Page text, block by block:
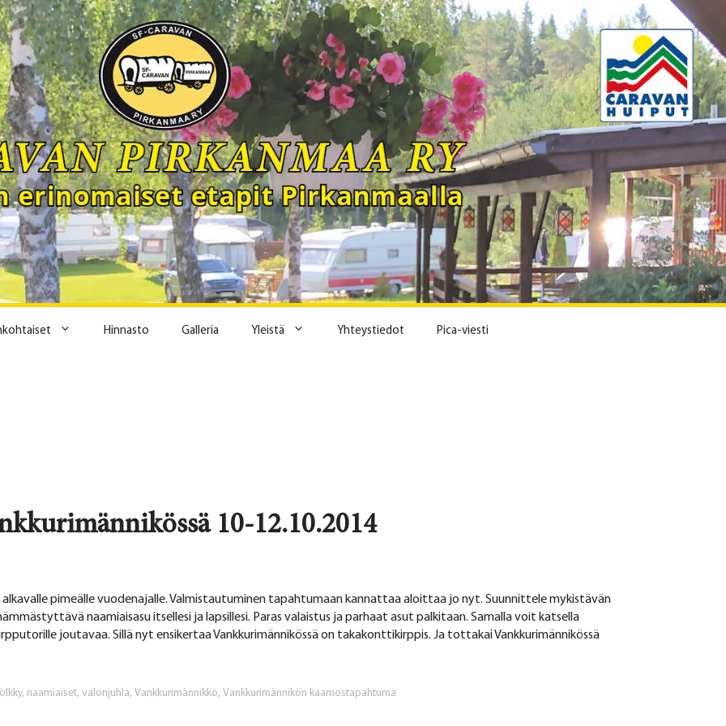
Hinnasto Galleria Yleistä Yhteystiedot Pica-viesti
10-12.10.2014
pimeälle vuodenajalle. Valmistautuminen tapahtumaan kannattaa aloittaa jo nyt. Suunnittele mykistävän
naamiaisasu itsellesi ja lapsillesi. Paras valaistus ja parhaat asut palkitaan. Samalla voit katsella
joutavaa. Sillä nyt ensikertaa Vankkurimännikössä on takakonttikirppis. Ja tottakai Vankkurimännikössä
, naamiaiset, valonjuhla, Vankkurimännikkö, Vankkurimännikön kaamostapahtuma